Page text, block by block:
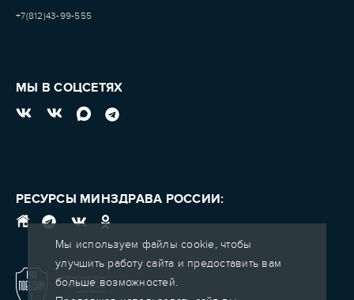
Мы используем файлы cookie, чтобы
улучшить работу сайта и предоставить вам
больше возможностей.
+7(812)43-99-555
МЫ В СОЦСЕТЯХ
РЕСУРСЫ МИНЗДРАВА РОССИИ: